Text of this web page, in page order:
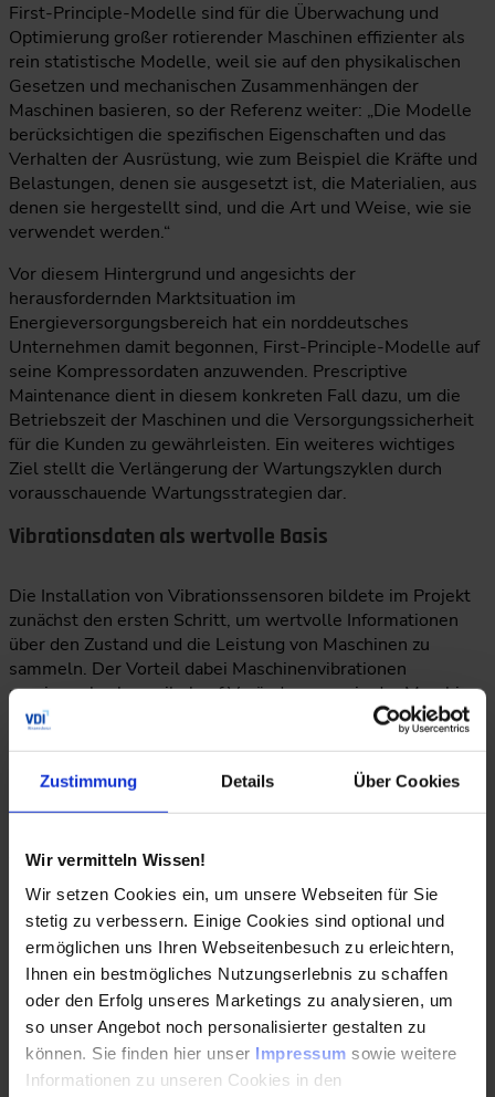
Zustimmung Details Über Cookies
Wir vermitteln Wissen!
Wir setzen Cookies ein, um unsere Webseiten für Sie
stetig zu verbessern. Einige Cookies sind optional und
ermöglichen uns Ihren Webseitenbesuch zu erleichtern,
Ihnen ein bestmögliches Nutzungserlebnis zu schaffen
oder den Erfolg unseres Marketings zu analysieren, um
so unser Angebot noch personalisierter gestalten zu
können. Sie finden hier unser Impressum sowie weitere
Informationen zu unseren Cookies in den
First-Principle-Modelle sind für die Überwachung und
Optimierung großer rotierender Maschinen effizienter als
rein statistische Modelle, weil sie auf den physikalischen
Gesetzen und mechanischen Zusammenhängen der
Maschinen basieren, so der Referenz weiter: „Die Modelle
berücksichtigen die spezifischen Eigenschaften und das
Verhalten der Ausrüstung, wie zum Beispiel die Kräfte und
Belastungen, denen sie ausgesetzt ist, die Materialien, aus
denen sie hergestellt sind, und die Art und Weise, wie sie
verwendet werden.“
Vor diesem Hintergrund und angesichts der
herausfordernden Marktsituation im
Energieversorgungsbereich hat ein norddeutsches
Unternehmen damit begonnen, First-Principle-Modelle auf
seine Kompressordaten anzuwenden. Prescriptive
Maintenance dient in diesem konkreten Fall dazu, um die
Betriebszeit der Maschinen und die Versorgungssicherheit
für die Kunden zu gewährleisten. Ein weiteres wichtiges
Ziel stellt die Verlängerung der Wartungszyklen durch
vorausschauende Wartungsstrategien dar.
Vibrationsdaten als wertvolle Basis
Die Installation von Vibrationssensoren bildete im Projekt
zunächst den ersten Schritt, um wertvolle Informationen
über den Zustand und die Leistung von Maschinen zu
sammeln. Der Vorteil dabei Maschinenvibrationen
reagieren hochsensibel auf Veränderungen in der Maschine
und können somit frühzeitig über Veränderungen des
Maschinenzustandes informieren und warnen. Nachdem die
Dateninfrastruktur und Konnektivität eingerichtet waren,
begann Industrial Analytics mit der Anwendung von
Algorithmen für maschinelles Lernen auf historische und
Versorgungsunternehmens. Viktor Laier erklärt: „Nach drei
Monaten intensiver Arbeit waren die First-Principle-
Modelle und digitalen Zwillinge betriebsbereit, was zu
mehr Erkenntnissen und einem Mehrwert führte.“
Nachhaltige Optimierungen erzielt
Die bereits erzielten Ergebnisse sprechen dabei für sich:
Mit dem kompletten Predictive-Maintenance-Service
konnten bereits in den ersten sechs Monaten wichtige